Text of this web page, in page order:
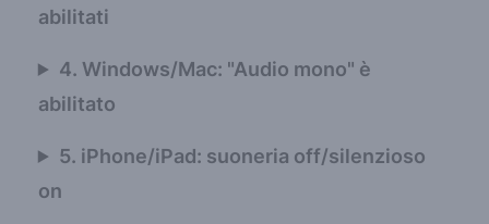
abilitati
4. Windows/Mac: "Audio mono" è
abilitato
5. iPhone/iPad: suoneria off/silenzioso
on